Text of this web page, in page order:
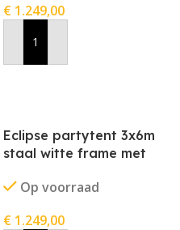
€ 1.249,00
In Winkelwagen
Eclipse partytent 3x6m
staal witte frame met
Op voorraad
€ 1.249,00